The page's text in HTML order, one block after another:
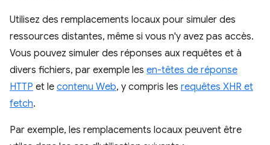
Utilisez des remplacements locaux pour simuler des
ressources distantes, même si vous n'y avez pas accès.
Vous pouvez simuler des réponses aux requêtes et à
divers fichiers, par exemple les en-têtes de réponse
HTTP et le contenu Web, y compris les requêtes XHR et
fetch.
Par exemple, les remplacements locaux peuvent être